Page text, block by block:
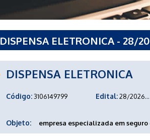
DISPENSA ELETRONICA - 28/
DISPENSA ELETRONICA
Código:3106149799 Edital:28/2026...
Objeto: empresa especializada em